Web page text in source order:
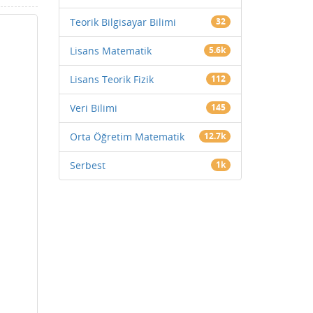
Teorik Bilgisayar Bilimi 32
Lisans Matematik 5.6k
Lisans Teorik Fizik 112
Veri Bilimi 145
Orta Öğretim Matematik 12.7k
Serbest 1k